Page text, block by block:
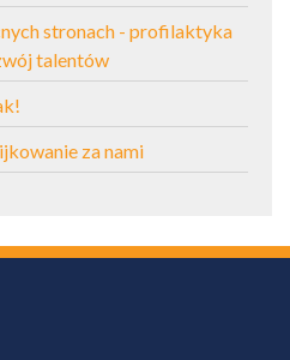
stronach - profilaktyka
talentów
za nami